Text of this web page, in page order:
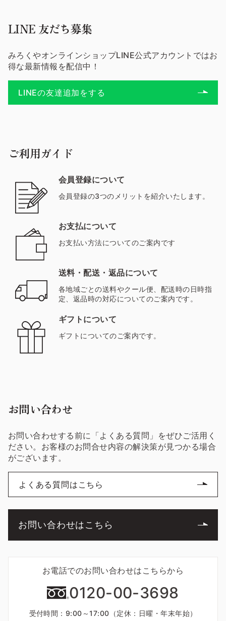
LINE 友だち募集
みろくやオンラインショップLINE公式アカウントではお
得な最新情報を配信中！
LINEの友達追加をする
ご利用ガイド
会員登録について
会員登録の3つのメリットを紹介いたします。
お支払について
お支払い方法についてのご案内です
送料・配送・返品について
各地域ごとの送料やクール便、配送時の日時指
定、返品時の対応についてのご案内です。
ギフトについて
ギフトについてのご案内です。
お問い合わせ
お問い合わせする前に「よくある質問」をぜひご活用く
ださい。お客様のお問合せ内容の解決策が見つかる場合
がございます。
よくある質問はこちら
お問い合わせはこちら
お電話でのお問い合わせはこちらから
0120-00-3698
受付時間：9:00～17:00（定休：日曜・年末年始）